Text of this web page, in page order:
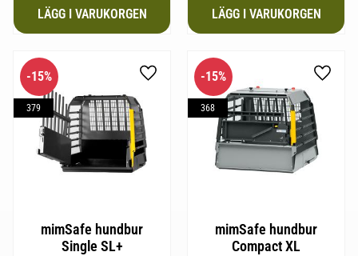
mimSafe hundbur
Single SL+
15%
379
Lägg till i favoriter
mimSafe hundbur
Compact XL
15%
368
Lägg